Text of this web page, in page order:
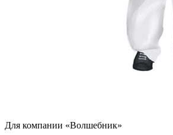
Для компании «Волшебник»